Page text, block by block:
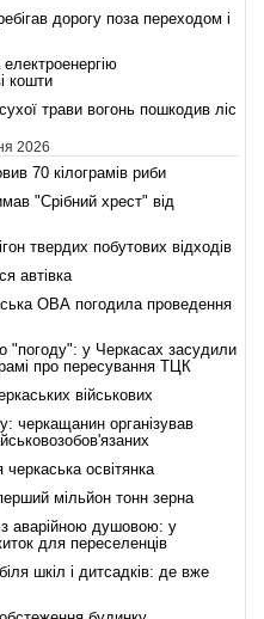
дорогу поза переходом і
кошти
трави вогонь пошкодив ліс
2026
70 кілограмів риби
"Срібний хрест" від
твердих побутових відходів
автівка
ОВА погодила проведення
"погоду": у Черкасах засудили
про пересування ТЦК
військових
черкащанин організував
освітянка
мільйон тонн зерна
аварійною душовою: у
для переселенців
шкіл і дитсадків: де вже